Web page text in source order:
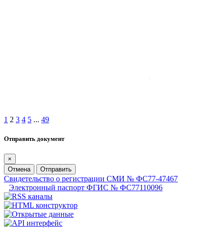
1 2 3 4 5 ... 49
Отправить документ
×
Отмена
Отправить
Свидетельство о регистрации СМИ № ФС77-47467
Электронный паспорт ФГИС № ФС77110096